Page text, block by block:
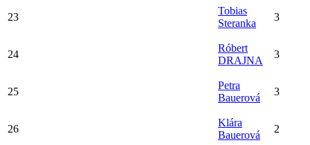
23
Tobias
Steranka
3
24
Róbert
DRAJNA
3
25
Petra
Bauerová
3
26
Klára
Bauerová
2